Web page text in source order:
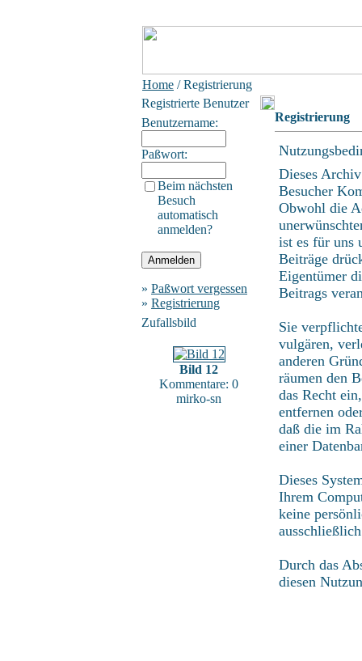
Home / Registrierung
Registrierte Benutzer
Benutzername:
Paßwort:
Beim nächsten
Besuch
automatisch
anmelden?
» Paßwort vergessen
» Registrierung
Zufallsbild
Bild 12
Kommentare: 0
mirko-sn
Registrierung
Dieses
Besucher
Obwohl die
ist es für uns
Beiträge
Eigentümer
Beitrags
Sie
vulgären,
anderen
räumen den
das Recht
entfernen
daß die im
einer
Dieses
Ihrem
keine
Durch das
diesen